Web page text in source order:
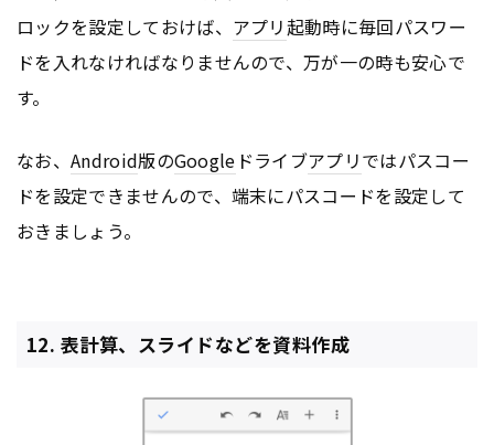
ロックを設定しておけば、 アプリ起動時に毎回パスワー
ドを入れなければなりませんので、万が一の時も安心で
す。
なお、 Android版のGoogle ドライブアプリではパスコー
ドを設定できませんので、端末にパスコードを設定して
おきましょう。
12. 表計算、スライドなどを資料作成